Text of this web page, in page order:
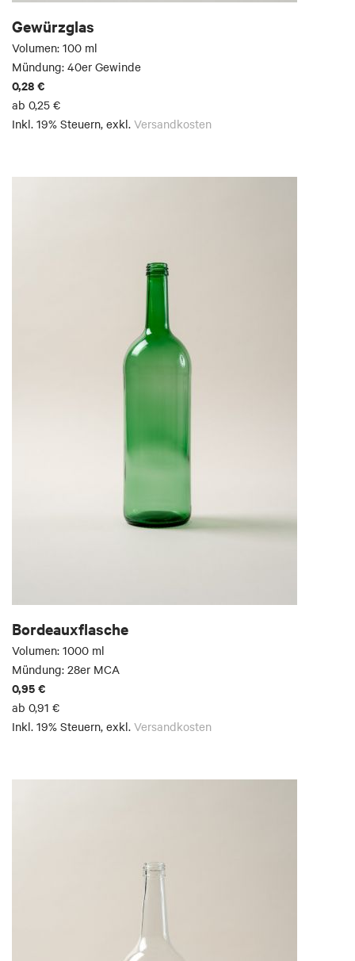
Gewürzglas
Volumen: 100 ml
Mündung: 40er Gewinde
0,28 €
ab 0,25 €
Inkl. 19% Steuern, exkl. Versandkosten
Bordeauxflasche
Volumen: 1000 ml
Mündung: 28er MCA
0,95 €
ab 0,91 €
Inkl. 19% Steuern, exkl. Versandkosten